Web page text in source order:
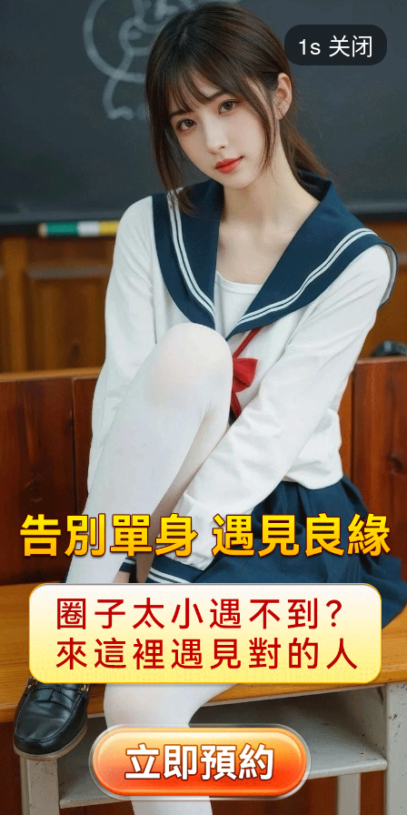
短剧
最热 添加 评分
都市 甜宠 逆袭 玄幻
2025 2024 2023 2022
全部 大陆 香港 台湾 美国 韩国 日本
1s 关闭